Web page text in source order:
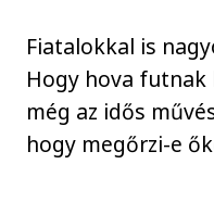
Fiatalokkal is
Hogy hova futnak
még az idős
hogy megőrzi-e